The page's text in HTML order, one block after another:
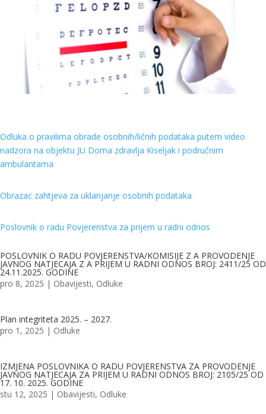
Odluka o pravilima obrade osobnih/ličnih podataka putem video
nadzora na objektu JU Doma zdravlja Kiseljak i područnim
ambulantama
Obrazac zahtjeva za uklanjanje osobnih podataka
Poslovnik o radu Povjerenstva za prijem u radni odnos
POSLOVNIK O RADU POVJERENSTVA/KOMISIJE Z A PROVODENJE
JAVNOG NATJECAJA Z A PRIJEM U RADNI ODNOS BROJ: 2411/25 OD
24.11.2025. GODINE
pro 8, 2025 | Obavijesti, Odluke
Plan integriteta 2025. – 2027.
pro 1, 2025 | Odluke
IZMJENA POSLOVNIKA O RADU POVJERENSTVA ZA PROVODENJE
JAVNOG NATJECAJA ZA PRIJEM U RADNI ODNOS BROJ: 2105/25 OD
17. 10. 2025. GODINE
stu 12, 2025 | Obavijesti, Odluke